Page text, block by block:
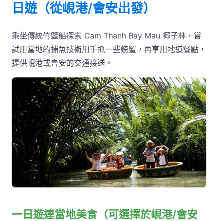
日遊（從峴港/會安出發）
乘坐傳統竹籃船探索 Cam Thanh Bay Mau 椰子林，嘗
試用當地的捕魚技術用手抓一些螃蟹，再享用地道餐點，
提供峴港或會安的交通接送。
一日遊連當地美食（可選擇於峴港/會安